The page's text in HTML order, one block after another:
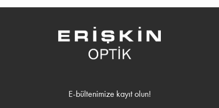
E-bültenimize kayıt olun!